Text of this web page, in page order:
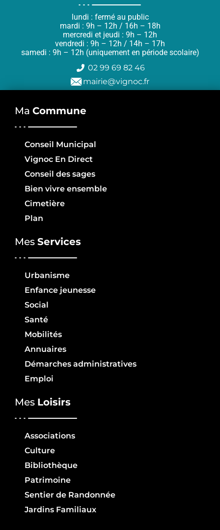
lundi : fermé au public
mardi : 9h – 12h / 16h – 18h
mercredi et jeudi : 9h – 12h
vendredi : 9h – 12h / 14h – 17h
samedi : 9h – 12h (uniquement en période scolaire)
02 99 69 82 46
mairie@vignoc.fr
Ma Commune
Conseil Municipal
Vignoc En Direct
Conseil des sages
Bien vivre ensemble
Cimetière
Plan
Mes Services
Urbanisme
Enfance jeunesse
Social
Santé
Mobilités
Annuaires
Démarches administratives
Emploi
Mes Loisirs
Associations
Culture
Bibliothèque
Patrimoine
Sentier de Randonnée
Jardins Familiaux